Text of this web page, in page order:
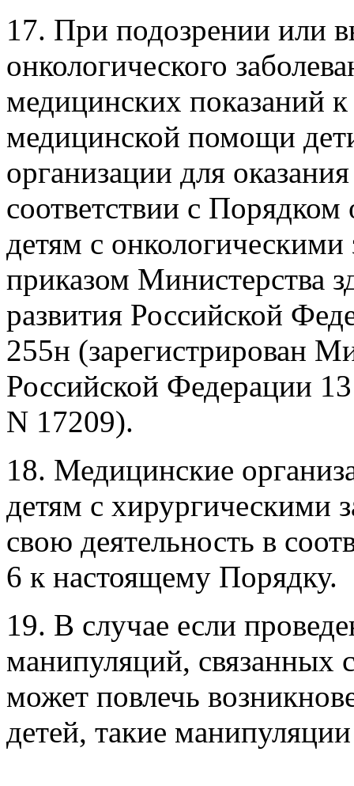
17. При подозрении или
онкологического
медицинских показаний
медицинской помощи
организации для
соответствии с
детям с
приказом Министерства
развития Российской
255н (зарегистрирован
Российской Федерации
N 17209).
18. Медицинские
детям с хирургическими
свою деятельность в
6 к настоящему Порядку.
19. В случае если
манипуляций, связанных
может повлечь
детей, такие